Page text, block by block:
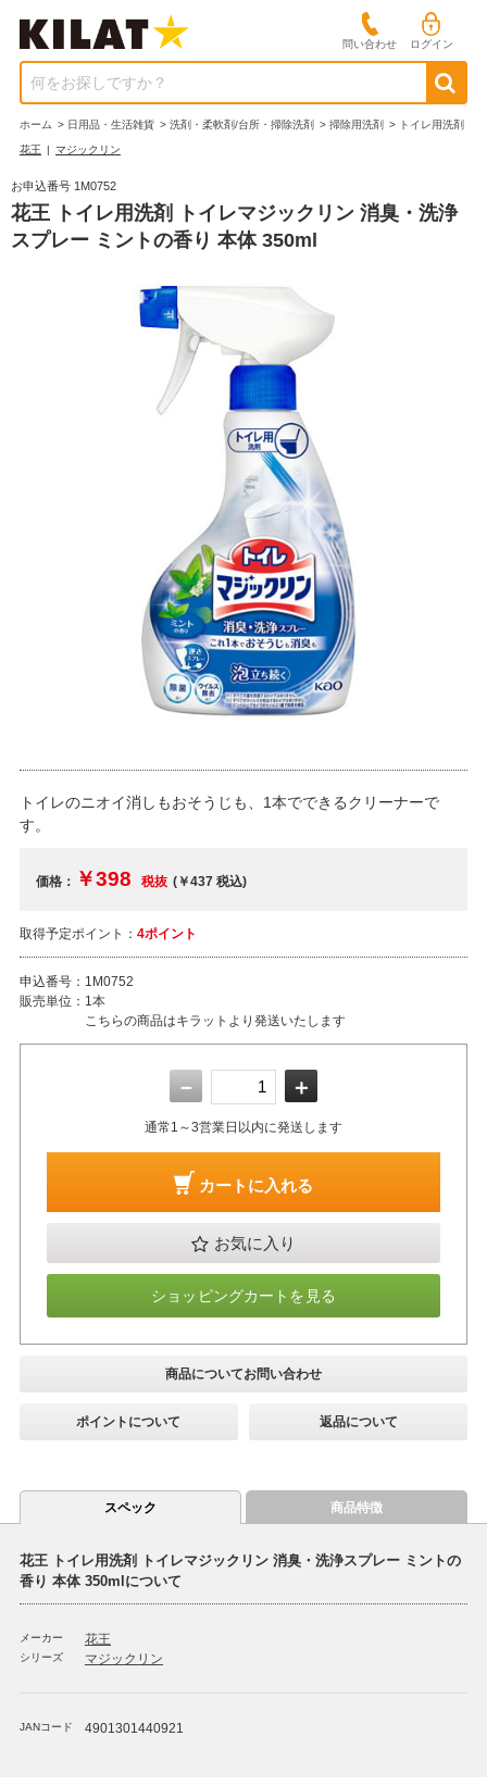
問い合わせ ログイン
何をお探しですか？
ホーム > 日用品・生活雑貨 > 洗剤・柔軟剤/台所・掃除洗剤 > 掃除用洗剤 > トイレ用洗剤
花王 | マジックリン
お申込番号 1M0752
花王 トイレ用洗剤 トイレマジックリン 消臭・洗浄
スプレー ミントの香り 本体 350ml
トイレのニオイ消しもおそうじも、1本でできるクリーナーで
す。
価格： ￥398 税抜 (￥437税込)
取得予定ポイント： 4ポイント
申込番号： 1M0752
販売単位： 1本
こちらの商品はキラットより発送いたします
－ ＋
通常1～3営業日以内に発送します
カートに入れる
お気に入り
ショッピングカートを見る
商品についてお問い合わせ
ポイントについて 返品について
スペック 商品特徴
花王 トイレ用洗剤 トイレマジックリン 消臭・洗浄スプレー ミントの
香り 本体 350mlについて
メーカー 花王
シリーズ マジックリン
JANコード 4901301440921